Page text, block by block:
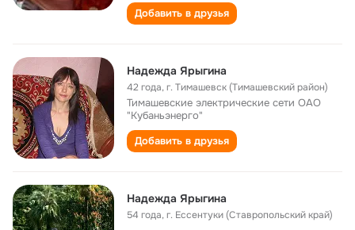
Добавить в друзья
Надежда Ярыгина
42 года,г. Тимашевск (Тимашевский район)
Тимашевские электрические сети ОАО
"Кубаньэнерго"
Добавить в друзья
Надежда Ярыгина
54 года,г. Ессентуки (Ставропольский край)